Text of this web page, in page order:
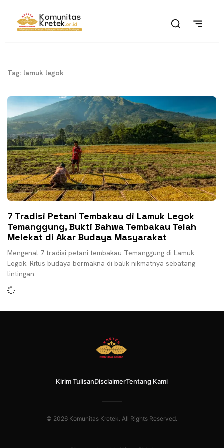
Tag: lamuk legok
7 Tradisi Petani Tembakau di Lamuk Legok
Temanggung, Bukti Bahwa Tembakau Telah
Melekat di Akar Budaya Masyarakat
Mengenal 7 tradisi petani tembakau Temanggung di Lamuk
Legok. Ritus budaya bermakna di balik nikmatnya sebatang
lintingan.
Kirim TulisanDisclaimerTentang Kami
© 2026 Komunitas Kretek. All Rights Reserved.